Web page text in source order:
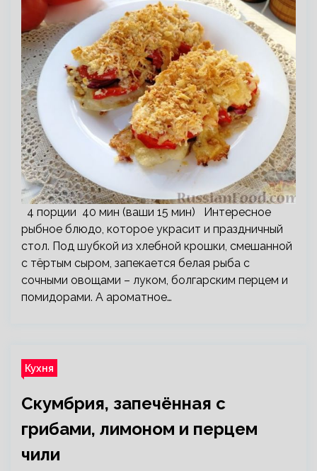
4 порции 40 мин (ваши 15 мин) Интересное
рыбное блюдо, которое украсит и праздничный
стол. Под шубкой из хлебной крошки, смешанной
с тёртым сыром, запекается белая рыба с
сочными овощами – луком, болгарским перцем и
помидорами. А ароматное…
Кухня
Скумбрия, запечённая с
грибами, лимоном и перцем
чили